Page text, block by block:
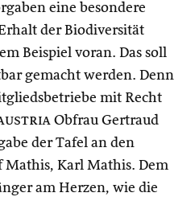
eine besondere
der Biodiversität
Beispiel voran. Das soll
gemacht werden. Denn
mit Recht
Obfrau Gertraud
der Tafel an den
Mathis, Karl Mathis. Dem
am Herzen, wie die